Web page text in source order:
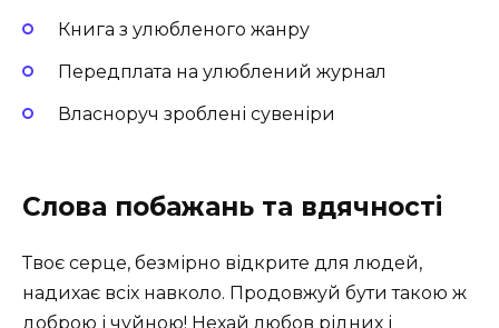
Книга з улюбленого жанру
Передплата на улюблений журнал
Власноруч зроблені сувеніри
Слова побажань та вдячності
Твоє серце, безмірно відкрите для людей,
надихає всіх навколо. Продовжуй бути такою ж
доброю і чуйною! Нехай любов рідних і